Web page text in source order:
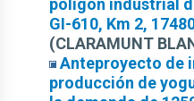
polígon industrial
GI-610, Km 2,
(CLARAMUNT
Anteproyecto de
producción de